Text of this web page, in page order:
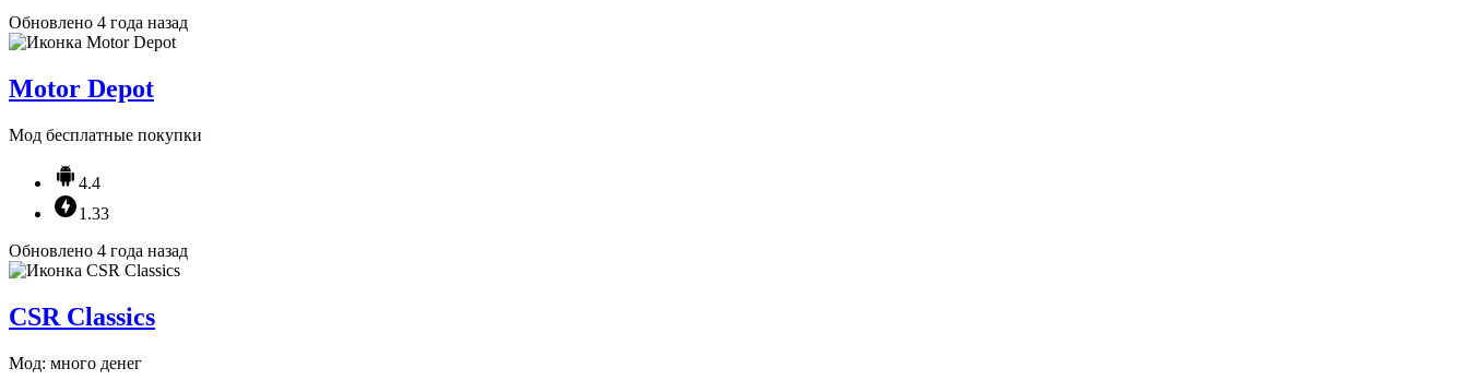
Обновлено 4 года назад
Motor Depot
Мод бесплатные покупки
4.4
1.33
Обновлено 4 года назад
CSR Classics
Мод: много денег